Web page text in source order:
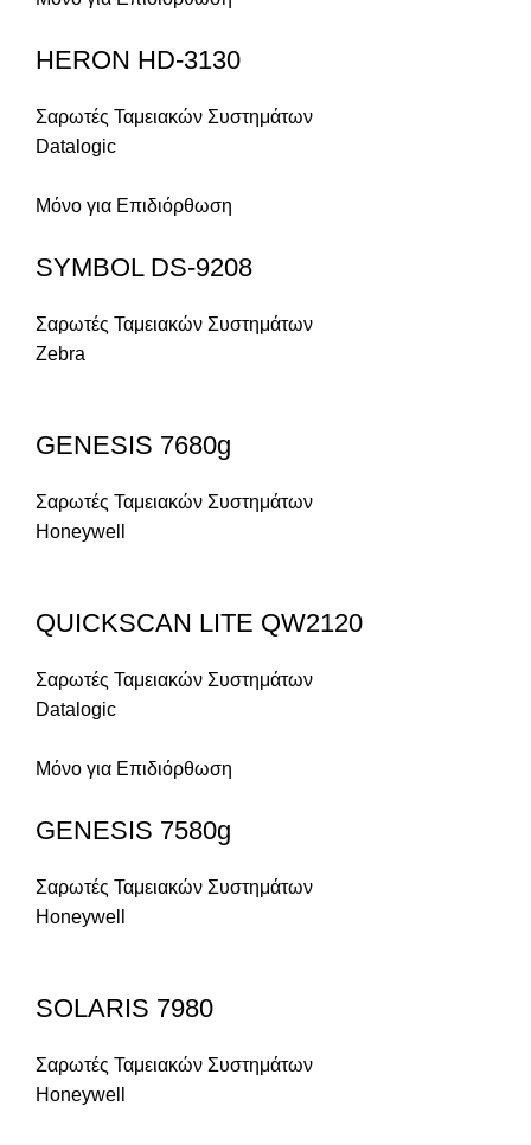
HERON HD-3130
Σαρωτές Ταμειακών Συστημάτων
Datalogic
Μόνο για Επιδιόρθωση
SYMBOL DS-9208
Σαρωτές Ταμειακών Συστημάτων
Zebra
GENESIS 7680g
Σαρωτές Ταμειακών Συστημάτων
Honeywell
QUICKSCAN LITE QW2120
Σαρωτές Ταμειακών Συστημάτων
Datalogic
Μόνο για Επιδιόρθωση
GENESIS 7580g
Σαρωτές Ταμειακών Συστημάτων
Honeywell
SOLARIS 7980
Σαρωτές Ταμειακών Συστημάτων
Honeywell